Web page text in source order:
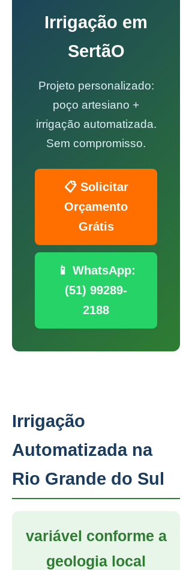
Irrigação em
SertãO
Projeto personalizado:
poço artesiano +
irrigação automatizada.
Sem compromisso.
📋 Solicitar
Orçamento
Grátis
📱 WhatsApp:
(51) 99289-
2188
Irrigação
Automatizada na
Rio Grande do Sul
variável conforme a
geologia local